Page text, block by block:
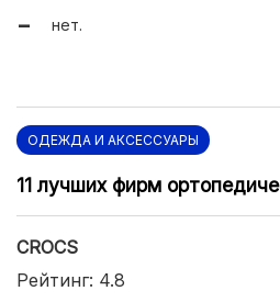
нет.
ОДЕЖДА И АКСЕССУАРЫ
11 лучших фирм
CROCS
Рейтинг: 4.8